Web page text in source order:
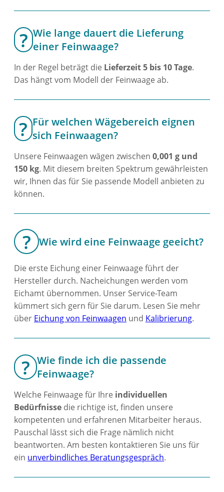
Wie lange dauert die Lieferung
einer Feinwaage?
In der Regel beträgt die Lieferzeit 5 bis 10 Tage.
Das hängt vom Modell der Feinwaage ab.
Für welchen Wägebereich eignen
sich Feinwaagen?
Unsere Feinwaagen wägen zwischen 0,001 g und
150 kg. Mit diesem breiten Spektrum gewährleisten
wir, Ihnen das für Sie passende Modell anbieten zu
können.
Wie wird eine Feinwaage geeicht?
Die erste Eichung einer Feinwaage führt der
Hersteller durch. Nacheichungen werden vom
Eichamt übernommen. Unser Service-Team
kümmert sich gern für Sie darum. Lesen Sie mehr
über Eichung von Feinwaagen und Kalibrierung.
Wie finde ich die passende
Feinwaage?
Welche Feinwaage für Ihre individuellen
Bedürfnisse die richtige ist, finden unsere
kompetenten und erfahrenen Mitarbeiter heraus.
Pauschal lässt sich die Frage nämlich nicht
beantworten. Am besten kontaktieren Sie uns für
ein unverbindliches Beratungsgespräch.